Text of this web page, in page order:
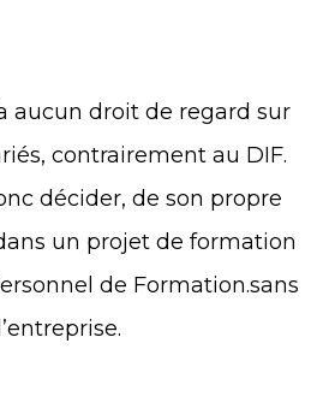
aucun droit de regard sur
contrairement au DIF.
décider, de son propre
un projet de formation
de Formation.sans